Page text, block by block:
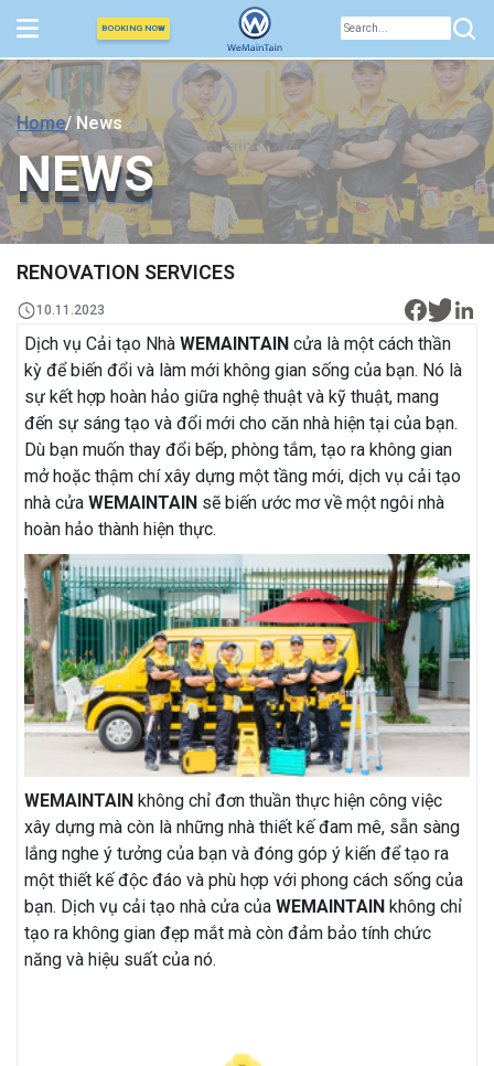
BOOKING NOW
Home/ News
NEWS
NEWS
RENOVATION SERVICES
10.11.2023
Dịch vụ Cải tạo Nhà WEMAINTAIN cửa là một cách thần
kỳ để biến đổi và làm mới không gian sống của bạn. Nó là
sự kết hợp hoàn hảo giữa nghệ thuật và kỹ thuật, mang
đến sự sáng tạo và đổi mới cho căn nhà hiện tại của bạn.
Dù bạn muốn thay đổi bếp, phòng tắm, tạo ra không gian
mở hoặc thậm chí xây dựng một tầng mới, dịch vụ cải tạo
nhà cửa WEMAINTAIN sẽ biến ước mơ về một ngôi nhà
hoàn hảo thành hiện thực.
WEMAINTAIN không chỉ đơn thuần thực hiện công việc
xây dựng mà còn là những nhà thiết kế đam mê, sẵn sàng
lắng nghe ý tưởng của bạn và đóng góp ý kiến để tạo ra
một thiết kế độc đáo và phù hợp với phong cách sống của
bạn. Dịch vụ cải tạo nhà cửa của WEMAINTAIN không chỉ
tạo ra không gian đẹp mắt mà còn đảm bảo tính chức
năng và hiệu suất của nó.